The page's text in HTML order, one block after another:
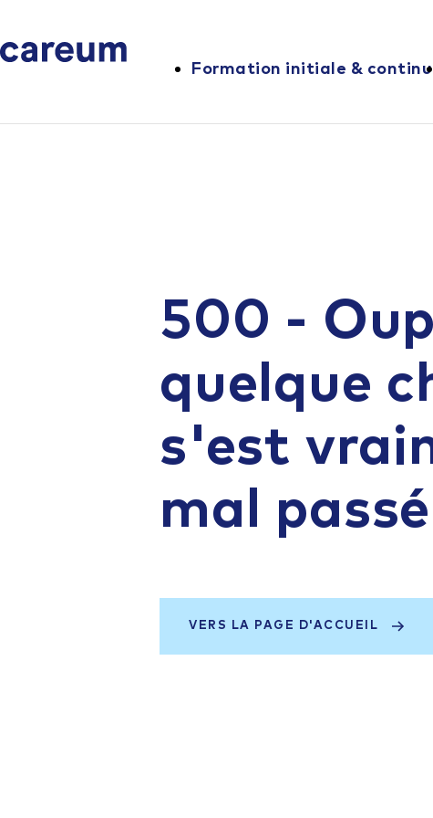
Formation initiale &
500 -
quelque
s'est
mal passé
VERS LA PAGE D'ACCUEIL